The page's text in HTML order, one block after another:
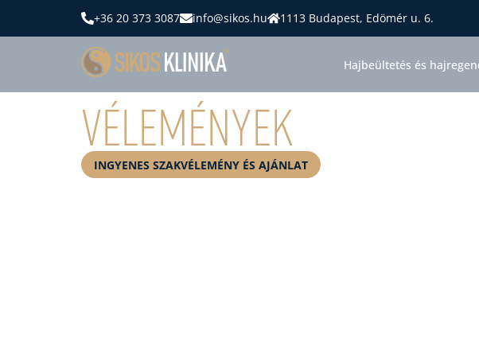
+36 20 373 3087 info@sikos.hu 1113 Budapest, Edömér u. 6.
Hajbeültetés és
Vélemények
INGYENES SZAKVÉLEMÉNY ÉS AJÁNLAT